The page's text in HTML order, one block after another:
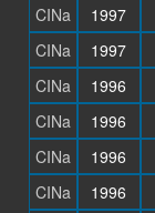
CINa
1997
CINa
1997
CINa
1996
CINa
1996
CINa
1996
CINa
1996